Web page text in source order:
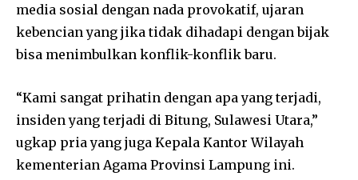
media sosial dengan nada provokatif, ujaran
kebencian yang jika tidak dihadapi dengan bijak
bisa menimbulkan konflik-konflik baru.
“Kami sangat prihatin dengan apa yang terjadi,
insiden yang terjadi di Bitung, Sulawesi Utara,”
ugkap pria yang juga Kepala Kantor Wilayah
kementerian Agama Provinsi Lampung ini.